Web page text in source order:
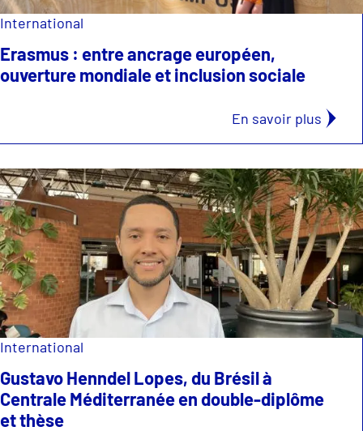
International
Erasmus : entre ancrage européen,
ouverture mondiale et inclusion sociale
En savoir plus
International
Gustavo Henndel Lopes, du Brésil à
Centrale Méditerranée en double-diplôme
et thèse